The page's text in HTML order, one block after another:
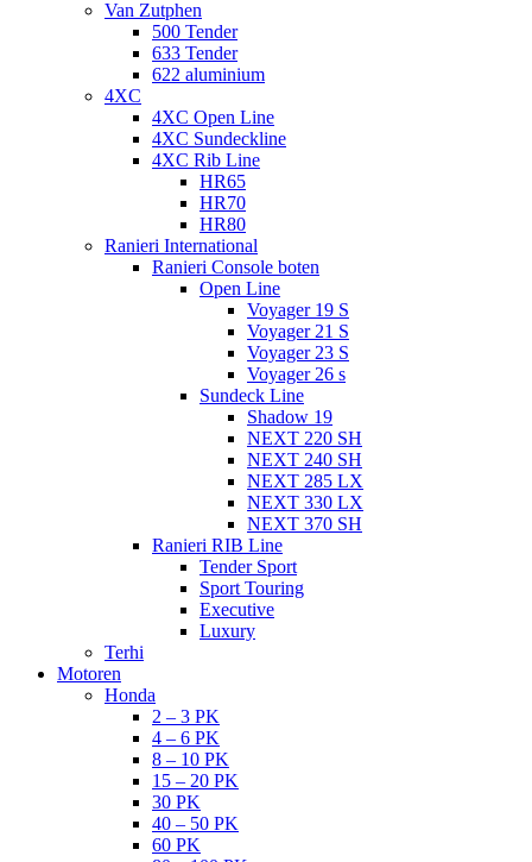
Van Zutphen
500 Tender
633 Tender
622 aluminium
4XC
4XC Open Line
4XC Sundeckline
4XC Rib Line
HR65
HR70
HR80
Ranieri International
Ranieri Console boten
Open Line
Voyager 19 S
Voyager 21 S
Voyager 23 S
Voyager 26 s
Sundeck Line
Shadow 19
NEXT 220 SH
NEXT 240 SH
NEXT 285 LX
NEXT 330 LX
NEXT 370 SH
Ranieri RIB Line
Tender Sport
Sport Touring
Executive
Luxury
Terhi
Motoren
Honda
2 – 3 PK
4 – 6 PK
8 – 10 PK
15 – 20 PK
30 PK
40 – 50 PK
60 PK